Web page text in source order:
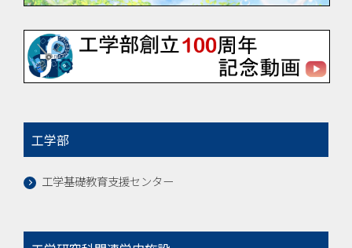
工学部
工学基礎教育支援センター